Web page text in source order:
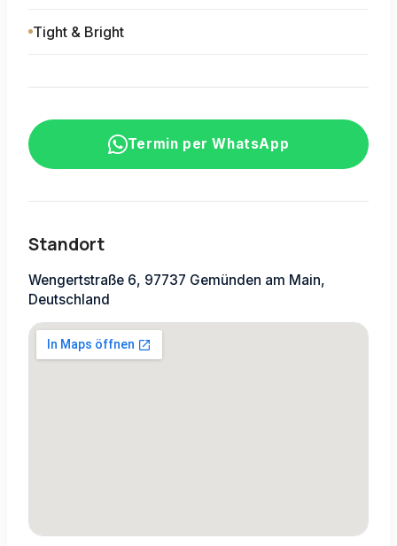
Tight & Bright
Termin per WhatsApp
Standort
Wengertstraße 6, 97737 Gemünden am Main,
Deutschland